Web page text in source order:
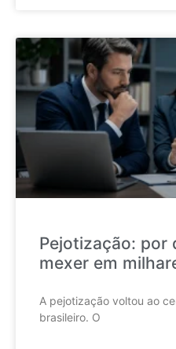
Pejotização: por
mexer em
A pejotização voltou ao
brasileiro. O